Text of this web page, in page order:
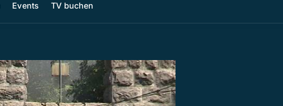
Events TV buchen